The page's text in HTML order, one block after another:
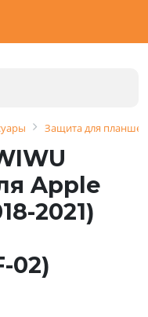
Защита для
Apple
2021)
02)